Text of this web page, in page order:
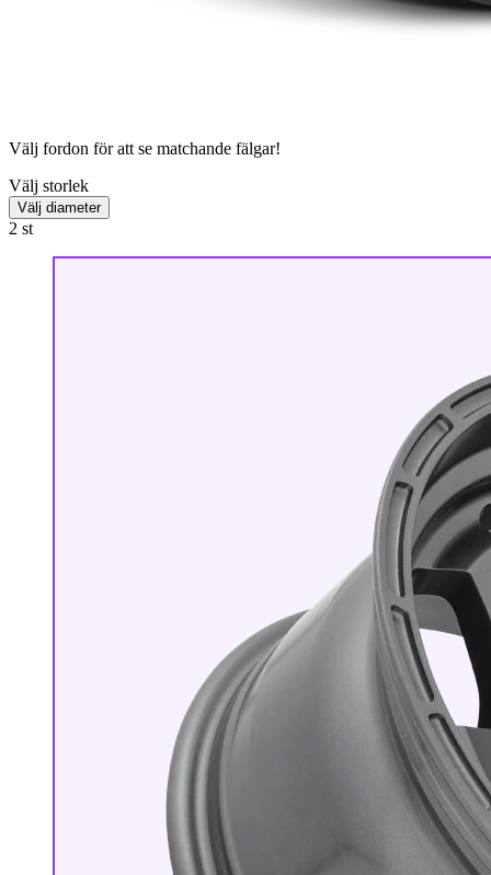
Välj fordon för att se matchande fälgar!
Välj storlek
Välj diameter
2 st